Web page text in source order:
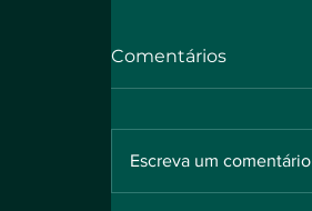
Comentários
Escreva um comentário